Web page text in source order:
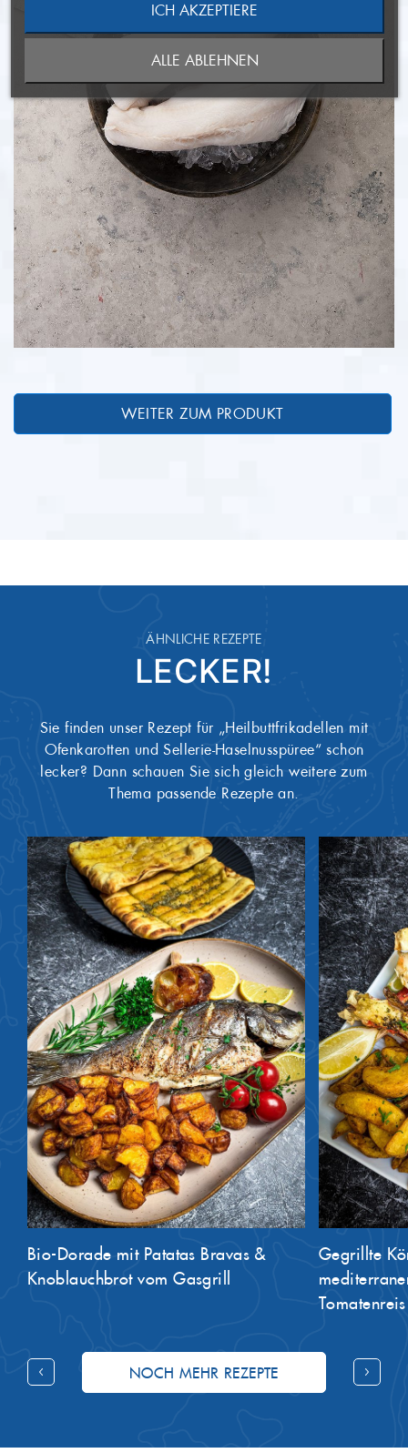
WEITER ZUM PRODUKT
ÄHNLICHE REZEPTE
LECKER!
Sie finden unser Rezept für „Heilbuttfrikadellen mit
Ofenkarotten und Sellerie-Haselnusspüree“ schon
lecker? Dann schauen Sie sich gleich weitere zum
Thema passende Rezepte an.
Bio-Dorade mit Patatas Bravas &
Knoblauchbrot vom Gasgrill
Gegrillte
Tomatenreis
NOCH MEHR REZEPTE
ABBRECHEN
WUNSCHLISTE ERSTELLEN
ABBRECHEN
ANMELDEN
ALLE ABLEHNEN
ICH AKZEPTIERE